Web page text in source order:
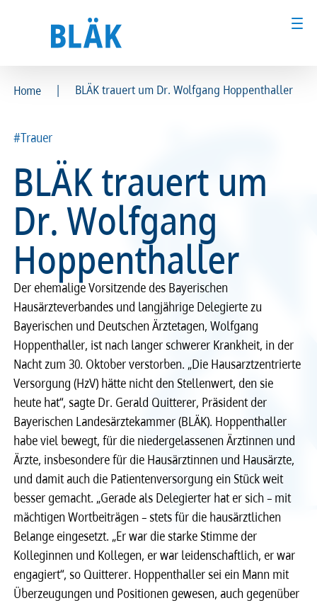
Patientinnen und Patienten
Kammer & Politik
Presse
Karriere
Recht
Service & Kontakt
meineBLÄK
Patientinnen und Patienten
Kammer & Politik
Presse
Karriere
Recht
Service & Kontakt
meineBLÄK
Home | BLÄK trauert um Dr. Wolfgang Hoppenthaller
#Trauer
BLÄK trauert um
Dr. Wolfgang
Hoppenthaller
Der ehemalige Vorsitzende des Bayerischen
Hausärzteverbandes und langjährige Delegierte zu
Bayerischen und Deutschen Ärztetagen, Wolfgang
Hoppenthaller, ist nach langer schwerer Krankheit, in der
Nacht zum 30. Oktober verstorben. „Die Hausarztzentrierte
Versorgung (HzV) hätte nicht den Stellenwert, den sie
heute hat“, sagte Dr. Gerald Quitterer, Präsident der
Bayerischen Landesärztekammer (BLÄK). Hoppenthaller
habe viel bewegt, für die niedergelassenen Ärztinnen und
Ärzte, insbesondere für die Hausärztinnen und Hausärzte,
und damit auch die Patientenversorgung ein Stück weit
besser gemacht. „Gerade als Delegierter hat er sich – mit
mächtigen Wortbeiträgen – stets für die hausärztlichen
Belange eingesetzt. „Er war die starke Stimme der
Kolleginnen und Kollegen, er war leidenschaftlich, er war
engagiert“, so Quitterer. Hoppenthaller sei ein Mann mit
Überzeugungen und Positionen gewesen, auch gegenüber